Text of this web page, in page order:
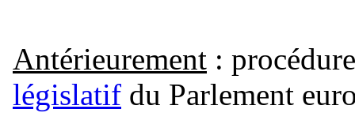
Antérieurement :
législatif du Parlement